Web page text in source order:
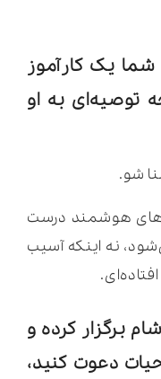
شما یک کارآموز
توصیه‌ای به او
شو.
هوشمند درست
نه اینکه آسیب
برگزار کرده و
دعوت کنید،